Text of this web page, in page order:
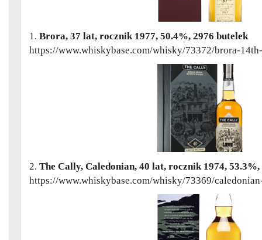
1. Brora, 37 lat, rocznik 1977, 50.4%, 2976 butelek
https://www.whiskybase.com/whisky/73372/brora-
2. The Cally, Caledonian, 40 lat, rocznik 1974,
https://www.whiskybase.com/whisky/73369/